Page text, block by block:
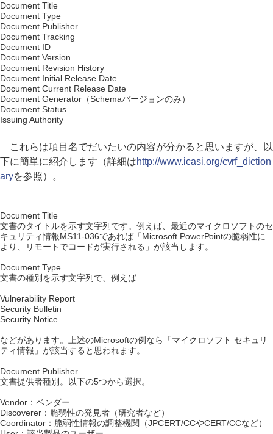
Document Title
Document Type
Document Publisher
Document Tracking
Document ID
Document Version
Document Revision History
Document Initial Release Date
Document Current Release Date
Document Generator（Schemaバージョンのみ）
Document Status
Issuing Authority
これらは項目名でだいたいの内容が分かると思いますが、以
下に簡単に紹介します（詳細はhttp://www.icasi.org/cvrf_diction
aryを参照）。
Document Title
文書のタイトルを示す文字列です。例えば、最近のマイクロソフトのセ
キュリティ情報MS11-036であれば「Microsoft PowerPointの脆弱性に
より、リモートでコードが実行される」が該当します。
Document Type
文書の種別を示す文字列で、例えば
Vulnerability Report
Security Bulletin
Security Notice
などがあります。上述のMicrosoftの例なら「マイクロソフト セキュリ
ティ情報」が該当すると思われます。
Document Publisher
文書提供者種別。以下の5つから選択。
Vendor：ベンダー
Discoverer：脆弱性の発見者（研究者など）
Coordinator：脆弱性情報の調整機関（JPCERT/CCやCERT/CCなど）